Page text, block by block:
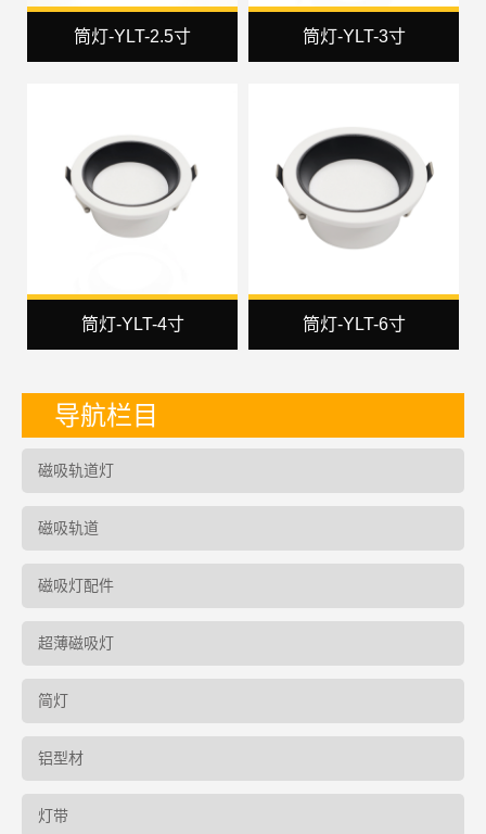
筒灯-YLT-2.5寸 筒灯-YLT-3寸
筒灯-YLT-4寸 筒灯-YLT-6寸
导航栏目
磁吸轨道灯
磁吸轨道
磁吸灯配件
超薄磁吸灯
简灯
铝型材
灯带